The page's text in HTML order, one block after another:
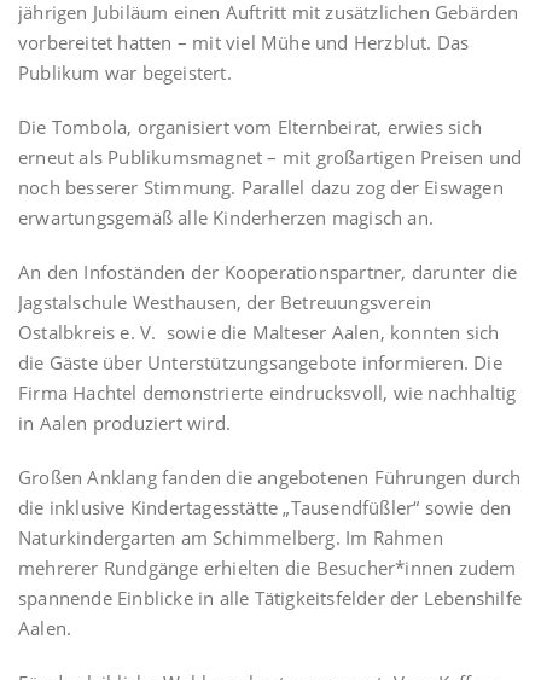
jährigen Jubiläum einen Auftritt mit zusätzlichen Gebärden
vorbereitet hatten – mit viel Mühe und Herzblut. Das
Publikum war begeistert.
Die Tombola, organisiert vom Elternbeirat, erwies sich
erneut als Publikumsmagnet – mit großartigen Preisen und
noch besserer Stimmung. Parallel dazu zog der Eiswagen
erwartungsgemäß alle Kinderherzen magisch an.
An den Infoständen der Kooperationspartner, darunter die
Jagstalschule Westhausen, der Betreuungsverein
Ostalbkreis e. V. sowie die Malteser Aalen, konnten sich
die Gäste über Unterstützungsangebote informieren. Die
Firma Hachtel demonstrierte eindrucksvoll, wie nachhaltig
in Aalen produziert wird.
Großen Anklang fanden die angebotenen Führungen durch
die inklusive Kindertagesstätte „Tausendfüßler“ sowie den
Naturkindergarten am Schimmelberg. Im Rahmen
mehrerer Rundgänge erhielten die Besucher*innen zudem
spannende Einblicke in alle Tätigkeitsfelder der Lebenshilfe
Aalen.